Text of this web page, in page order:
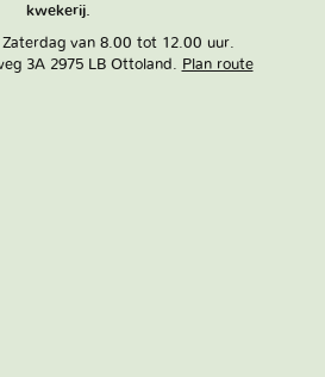
kwekerij.
Zaterdag van 8.00 tot 12.00 uur.
3A 2975 LB Ottoland. Plan route